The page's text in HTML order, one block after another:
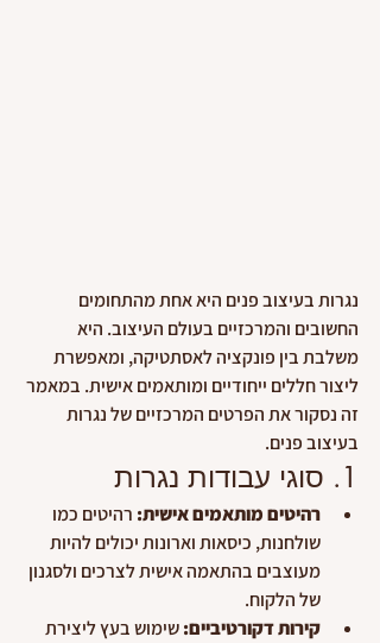
נגרות בעיצוב פנים היא אחת מהתחומים
החשובים והמרכזיים בעולם העיצוב. היא
משלבת בין פונקציה לאסתטיקה, ומאפשרת
ליצור חללים ייחודיים ומותאמים אישית. במאמר
זה נסקור את הפרטים המרכזיים של נגרות
בעיצוב פנים.
1. סוגי עבודות נגרות
רהיטים מותאמים אישית: רהיטים כמו
שולחנות, כיסאות וארונות יכולים להיות
מעוצבים בהתאמה אישית לצרכים ולסגנון
של הלקוח.
קירות דקורטיביים: שימוש בעץ ליצירת